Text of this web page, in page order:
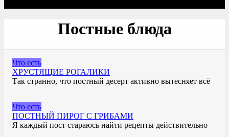
Постные блюда
Что есть
ХРУСТЯЩИЕ РОГАЛИКИ
Так странно, что постный десерт активно вытесняет всё
Что есть
ПОСТНЫЙ ПИРОГ С ГРИБАМИ
Я каждый пост стараюсь найти рецепты действительно